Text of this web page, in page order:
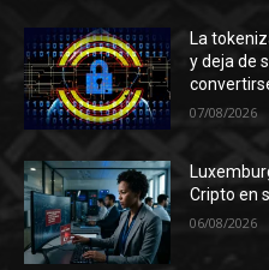
La
y deja de
07/08/2026
Cripto en
06/08/2026